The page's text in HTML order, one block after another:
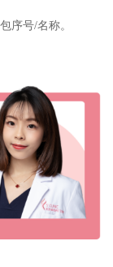
序号/名称。